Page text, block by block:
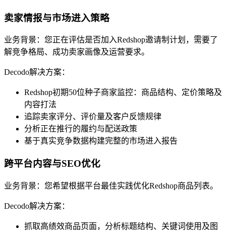
卖家情报与市场进入策略
业务背景：您正在评估是否加入Redshop邀请制计划，需要了
解竞争格局、成功卖家画像及运营要求。
Decodo解决方案：
Redshop初期50位种子商家监控：商品结构、定价策略及
内容打法
追踪卖家评分、评价量及客户反馈规律
分析正在推行的履约与配送政策
基于真实竞争数据构建完整的市场进入报告
跨平台内容与SEO优化
业务背景：您希望根据平台最佳实践优化Redshop商品列表。
Decodo解决方案：
抓取高绩效商品页面，分析标题结构、关键词使用及图